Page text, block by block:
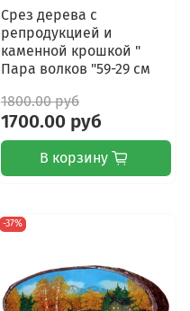
Срез дерева с
репродукцией и
каменной крошкой "
Пара волков "59-29 см
1800.00 руб
1700.00 руб
В корзину
-37%